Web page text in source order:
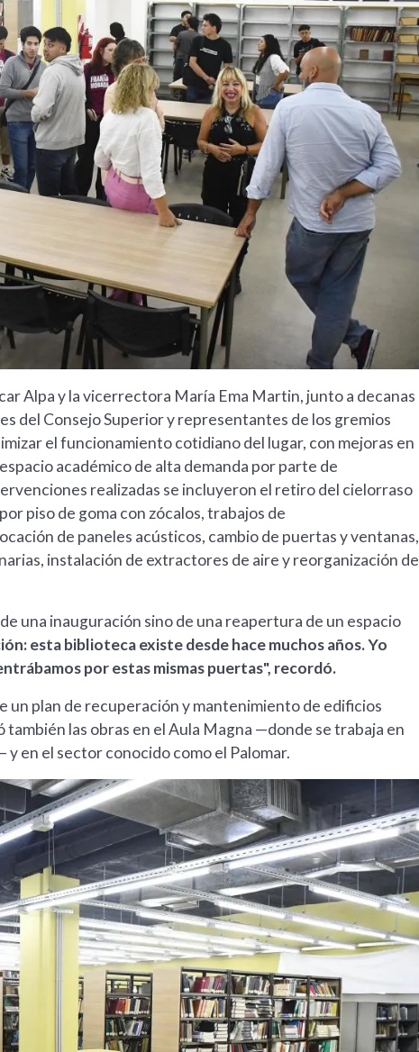
Alpa y la vicerrectora María Ema Martin, junto a decanas
del Consejo Superior y representantes de los gremios
el funcionamiento cotidiano del lugar, con mejoras en
académico de alta demanda por parte de
realizadas se incluyeron el retiro del cielorraso
piso de goma con zócalos, trabajos de
de paneles acústicos, cambio de puertas y ventanas,
instalación de extractores de aire y reorganización de
una inauguración sino de una reapertura de un espacio
esta biblioteca existe desde hace muchos años. Yo
por estas mismas puertas", recordó.
un plan de recuperación y mantenimiento de edificios
las obras en el Aula Magna —donde se trabaja en
en el sector conocido como el Palomar.